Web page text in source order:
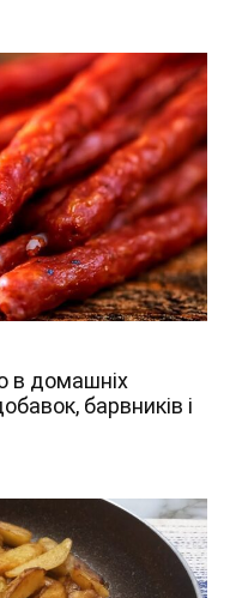
в домашніх
барвників і